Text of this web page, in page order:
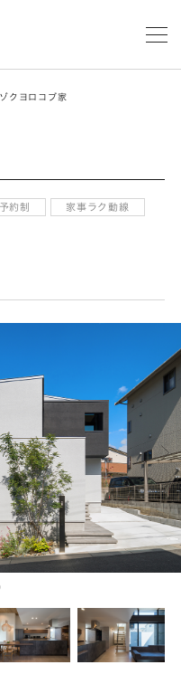
メ
クヨロコブ家
約制 家事ラク動線